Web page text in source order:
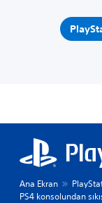
Ana Ekran
PS4 konsolundan